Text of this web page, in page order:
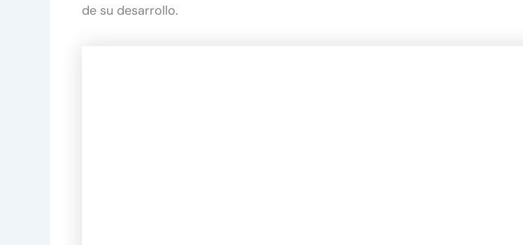
de su desarrollo.